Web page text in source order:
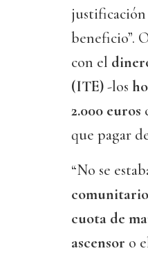
justificación
beneficio”.
con el
(ITE)-los
2.000 euros
que pagar
“No se
cuota de
ascensor o